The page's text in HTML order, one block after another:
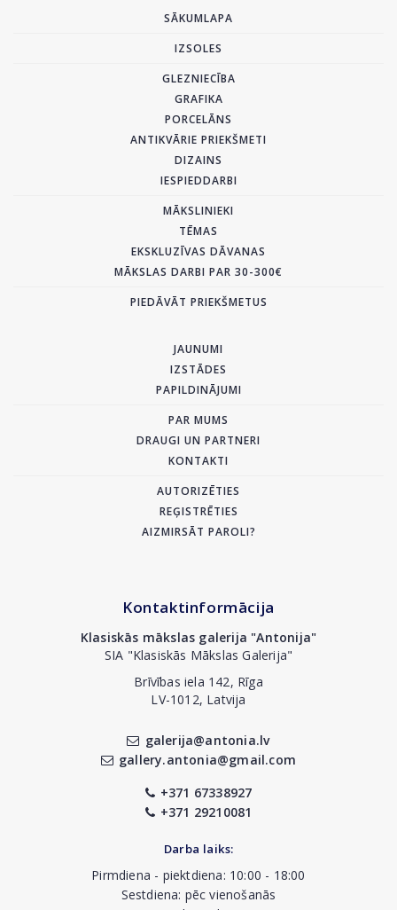
SĀKUMLAPA
IZSOLES
GLEZNIECĪBA
GRAFIKA
PORCELĀNS
ANTIKVĀRIE PRIEKŠMETI
DIZAINS
IESPIEDDARBI
MĀKSLINIEKI
TĒMAS
EKSKLUZĪVAS DĀVANAS
MĀKSLAS DARBI PAR 30-300€
PIEDĀVĀT PRIEKŠMETUS
JAUNUMI
IZSTĀDES
PAPILDINĀJUMI
PAR MUMS
DRAUGI UN PARTNERI
KONTAKTI
AUTORIZĒTIES
REĢISTRĒTIES
AIZMIRSĀT PAROLI?
Kontaktinformācija
Klasiskās mākslas galerija "Antonija"
SIA "Klasiskās Mākslas Galerija"
Brīvības iela 142, Rīga
LV-1012, Latvija
galerija@antonia.lv
gallery.antonia@gmail.com
+371 67338927
+371 29210081
Darba laiks:
Pirmdiena - piektdiena: 10:00 - 18:00
Sestdiena: pēc vienošanās